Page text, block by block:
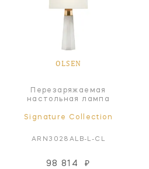
OLSEN
Перезаряжаемая
настольная лампа
Signature Collection
ARN3028ALB-L-CL
98 814 ₽